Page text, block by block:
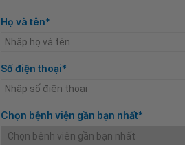
Họ và tên*
Số điện thoại*
Chọn bệnh viện gần bạn nhất*